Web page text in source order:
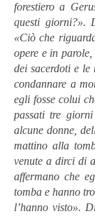
forestiero a
questi giorni?».
«Ciò che
opere e in
dei sacerdoti e
condannare a
egli fosse colui
passati tre
alcune donne,
mattino alla
venute a dirci di
affermano che
tomba e hanno
l’hanno visto».